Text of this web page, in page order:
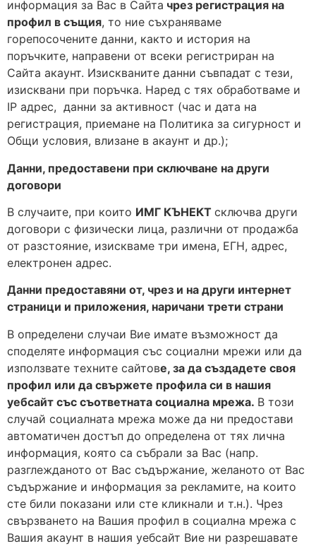
информация за Вас в Сайта чрез регистрация на
профил в същия, то ние съхраняваме
горепосочените данни, както и история на
поръчките, направени от всеки регистриран на
Сайта акаунт. Изискваните данни съвпадат с тези,
изисквани при поръчка. Наред с тях обработваме и
IP адрес, данни за активност (час и дата на
регистрация, приемане на Политика за сигурност и
Общи условия, влизане в акаунт и др.);
Данни, предоставени при сключване на други
договори
В случаите, при които ИМГ КЪНЕКТ сключва други
договори с физически лица, различни от продажба
от разстояние, изискваме три имена, ЕГН, адрес,
електронен адрес.
Данни предоставяни от, чрез и на други интернет
страници и приложения, наричани трети страни
В определени случаи Вие имате възможност да
споделяте информация със социални мрежи или да
използвате техните сайтове, за да създадете своя
профил или да свържете профила си в нашия
уебсайт със съответната социална мрежа. В този
случай социалната мрежа може да ни предостави
автоматичен достъп до определена от тях лична
информация, която са събрали за Вас (напр.
разглежданото от Вас съдържание, желаното от Вас
съдържание и информация за рекламите, на които
сте били показани или сте кликнали и т.н.). Чрез
свързването на Вашия профил в социална мрежа с
Вашия акаунт в нашия уебсайт Вие ни разрешавате